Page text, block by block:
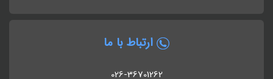
ارتباط با ما
026-36701262